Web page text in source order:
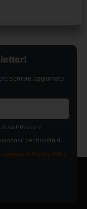
sempre aggiornato
Privacy e
per finalità di
visionare la Privacy Policy